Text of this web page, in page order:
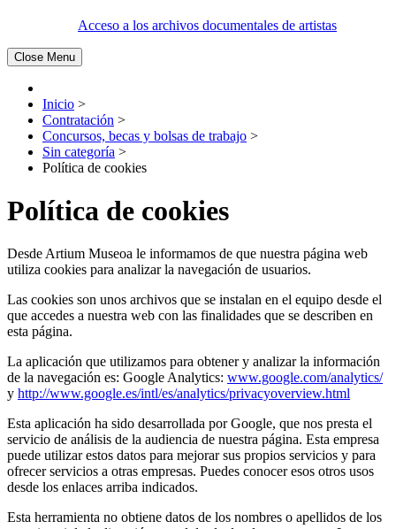
Acceso a los archivos documentales de artistas
Close Menu
Inicio >
Contratación >
Concursos, becas y bolsas de trabajo >
Sin categoría >
Política de cookies
Política de cookies
Desde Artium Museoa le informamos de que nuestra página web
utiliza cookies para analizar la navegación de usuarios.
Las cookies son unos archivos que se instalan en el equipo desde el
que accedes a nuestra web con las finalidades que se describen en
esta página.
La aplicación que utilizamos para obtener y analizar la información
de la navegación es: Google Analytics: www.google.com/analytics/
y http://www.google.es/intl/es/analytics/privacyoverview.html
Esta aplicación ha sido desarrollada por Google, que nos presta el
servicio de análisis de la audiencia de nuestra página. Esta empresa
puede utilizar estos datos para mejorar sus propios servicios y para
ofrecer servicios a otras empresas. Puedes conocer esos otros usos
desde los enlaces arriba indicados.
Esta herramienta no obtiene datos de los nombres o apellidos de los